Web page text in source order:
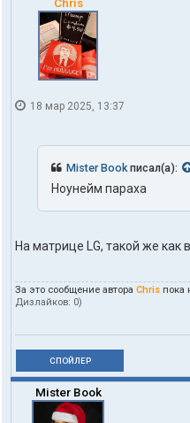
Chris
18 мар 2025, 13:37
Mister Book писал(а):
Ноунейм параха
На матрице LG, такой же как
За это сообщение автора Chris пока
Дизлайков: 0)
СПОЙЛЕР
Mister Book